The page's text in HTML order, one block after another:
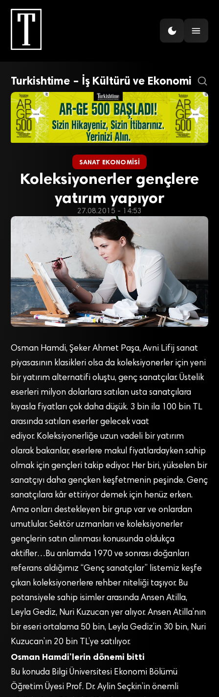
Turkishtime – İş Kültürü ve Ekonomi
SANAT EKONOMISI
Koleksiyonerler gençlere
yatırım yapıyor
27.08.2015 - 14:53
Osman Hamdi, Şeker Ahmet Paşa, Avni Lifij sanat
piyasasının klasikleri olsa da koleksiyonerler için yeni
bir yatırım alternatifi oluştu, genç sanatçılar. Üstelik
eserleri milyon dolarlara satılan usta sanatçılara
kıyasla fiyatları çok daha düşük. 3 bin ila 100 bin TL
arasında satılan eserler gelecek vaat
ediyor. Koleksiyonerliğe uzun vadeli bir yatırım
olarak bakanlar, eserlere makul fiyatlardayken sahip
olmak için gençleri takip ediyor. Her biri, yükselen bir
sanatçıyı daha gençken keşfetmenin peşinde. Genç
sanatçılara kâr ettiriyor demek için henüz erken.
Ama onları destekleyen bir grup var ve onlardan
umutlular. Sektör uzmanları ve koleksiyonerler
gençlerin satın alınması konusunda oldukça
aktifler…Bu anlamda 1970 ve sonrası doğanları
referans aldığımız “Genç sanatçılar” listemiz keşfe
çıkan koleksiyonerlere rehber niteliği taşıyor. Bu
potansiyele sahip isimler arasında Ansen Atilla,
Leyla Gediz, Nuri Kuzucan yer alıyor. Ansen Atilla’nın
bir eseri ortalama 50 bin, Leyla Gediz’in 30 bin, Nuri
Kuzucan’ın 20 bin TL’ye satılıyor.
Osman Hamdi’lerin dönemi bitti
Bu konuda Bilgi Üniversitesi Ekonomi Bölümü
Öğretim Üyesi Prof. Dr. Aylin Seçkin’in önemli